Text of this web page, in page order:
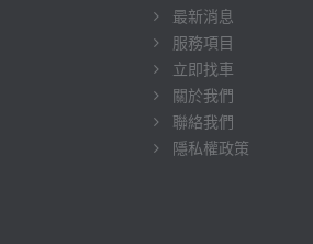
最新消息
服務項目
立即找車
關於我們
聯絡我們
隱私權政策